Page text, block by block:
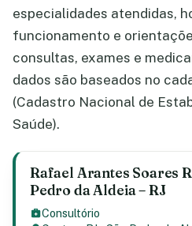
especialidades atendidas,
funcionamento e
consultas, exames e
dados são baseados no
(Cadastro Nacional de
Saúde).
Rafael Arantes Soares
Pedro da Aldeia – RJ
Consultório